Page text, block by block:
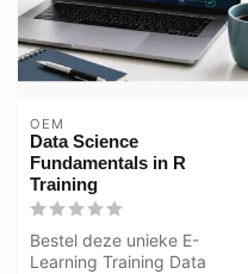
OEM
Data Science
Fundamentals in R
Training
Bestel deze unieke E-
Learning Training Data